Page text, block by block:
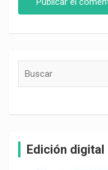
Edición digital